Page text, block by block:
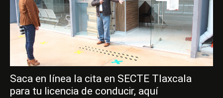
Saca en línea la cita en SECTE Tlaxcala
para tu licencia de conducir, aquí